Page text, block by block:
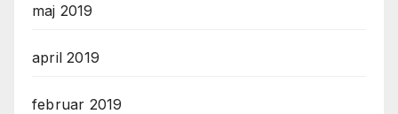
maj 2019
april 2019
februar 2019